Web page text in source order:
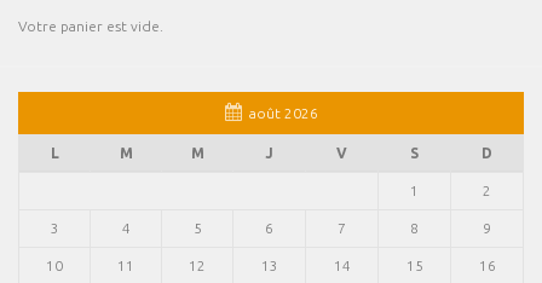
Votre panier est vide.
août 2026
L M M J V S D
1 2
3 4 5 6 7 8 9
10 11 12 13 14 15 16